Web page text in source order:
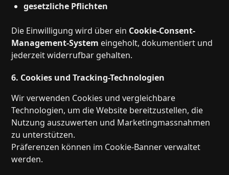
gesetzliche Pflichten
Die Einwilligung wird über ein Cookie-Consent-
Management-System eingeholt, dokumentiert und
jederzeit widerrufbar gehalten.
6. Cookies und Tracking-Technologien
Wir verwenden Cookies und vergleichbare
Technologien, um die Website bereitzustellen, die
Nutzung auszuwerten und Marketingmassnahmen
zu unterstützen.
Präferenzen können im Cookie-Banner verwaltet
werden.